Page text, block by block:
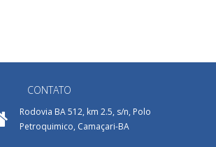
CONTATO
Rodovia BA 512, km 2.5, s/n, Polo
Petroquimico, Camaçari-BA